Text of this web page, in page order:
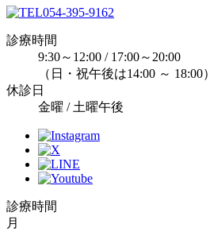
054-395-9162
診療時間
9:30～12:00 / 17:00～20:00
（日・祝午後は14:00 ～ 18:00）
休診日
金曜 / 土曜午後
診療時間
月